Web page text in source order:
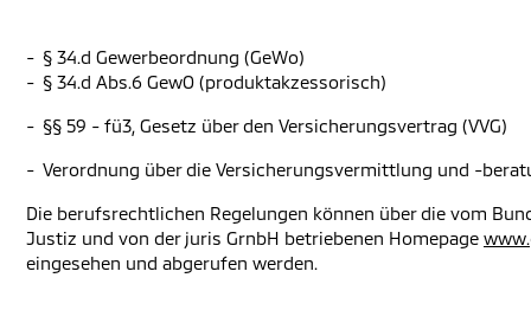
- § 34.d Gewerbeordnung (GeWo)
- § 34.d Abs.6 GewO (produktakzessorisch)
- §§ 59 - fü3, Gesetz über den Versicherungsvertrag (VVG)
- Verordnung über die Versicherungsvermittlung und -
Die berufsrechtlichen Regelungen können über die vom
Justiz und von der juris GrnbH betriebenen Homepage
eingesehen und abgerufen werden.